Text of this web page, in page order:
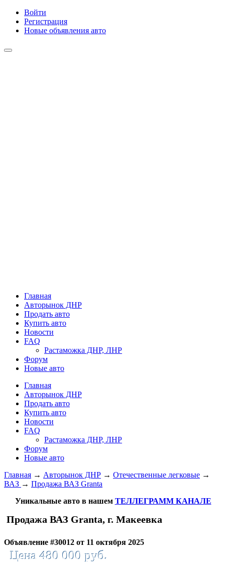
Войти
Регистрация
Новые объявления авто
Главная
Авторынок ДНР
Продать авто
Купить авто
Новости
FAQ
Растаможка ДНР, ЛНР
Форум
Новые авто
Главная
Авторынок ДНР
Продать авто
Купить авто
Новости
FAQ
Растаможка ДНР, ЛНР
Форум
Новые авто
Главная → Авторынок ДНР → Отечественные легковые →
ВАЗ → Продажа ВАЗ Granta
Уникальные авто в нашем ТЕЛЛЕГРАММ КАНАЛЕ
Продажа ВАЗ Granta, г. Макеевка
Объявление #30012 от 11 октября 2025
Цена 480 000 руб.